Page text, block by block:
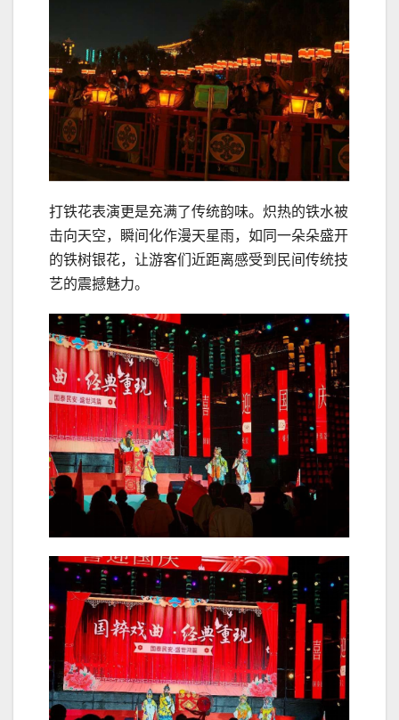
打铁花表演更是充满了传统韵味。炽热的铁水被
击向天空，瞬间化作漫天星雨，如同一朵朵盛开
的铁树银花，让游客们近距离感受到民间传统技
艺的震撼魅力。